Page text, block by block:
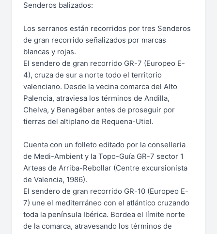
Senderos balizados:
Los serranos están recorridos por tres Senderos
de gran recorrido señalizados por marcas
blancas y rojas.
El sendero de gran recorrido GR-7 (Europeo E-
4), cruza de sur a norte todo el territorio
valenciano. Desde la vecina comarca del Alto
Palencia, atraviesa los términos de Andilla,
Chelva, y Benagéber antes de proseguir por
tierras del altiplano de Requena-Utiel.
Cuenta con un folleto editado por la conselleria
de Medi-Ambient y la Topo-Guía GR-7 sector 1
Arteas de Arriba-Rebollar (Centre excursionista
de Valencia, 1986).
El sendero de gran recorrido GR-10 (Europeo E-
7) une el mediterráneo con el atlántico cruzando
toda la península Ibérica. Bordea el límite norte
de la comarca, atravesando los términos de